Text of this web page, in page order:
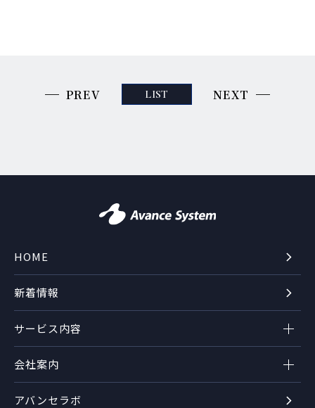
PREV LIST NEXT
HOME
サービス内容
会社案内
アバンセラボ
新着情報